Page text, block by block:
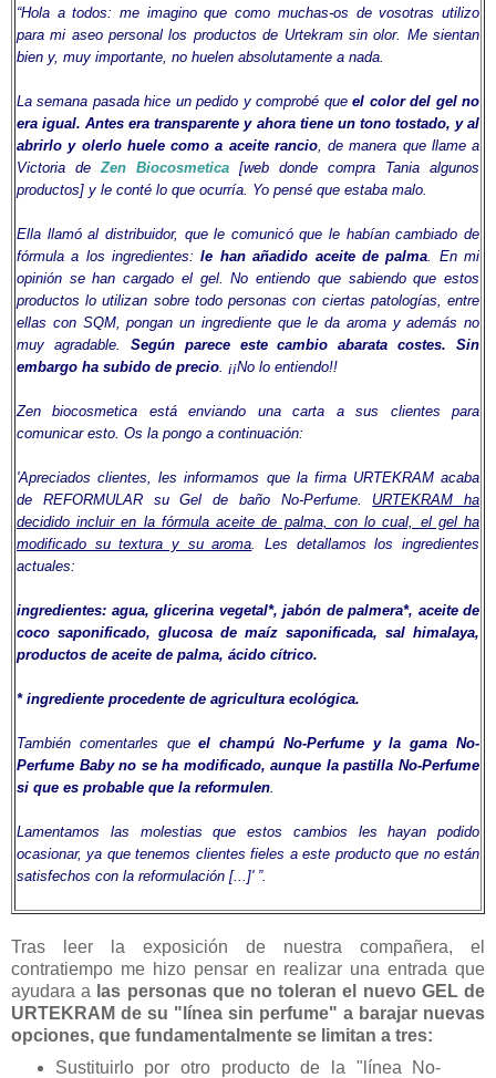
“Hola a todos: me imagino que como muchas-os de vosotras utilizo
para mi aseo personal los productos de Urtekram sin olor. Me sientan
bien y, muy importante, no huelen absolutamente a nada.
La semana pasada hice un pedido y comprobé queel color del gel no
era igual. Antes era transparente y ahora tiene un tono tostado, y al
abrirlo y olerlo huele como a aceite rancio, de manera que llame a
Victoria deZen Biocosmetica [web donde compra Tania algunos
productos] y le conté lo que ocurría. Yo pensé que estaba malo.
Ella llamó al distribuidor, que le comunicó que le habían cambiado de
fórmula a los ingredientes:le han añadido aceite de palma. En mi
opinión se han cargado el gel. No entiendo que sabiendo que estos
productos lo utilizan sobre todo personas con ciertas patologías, entre
ellas con SQM, pongan un ingrediente que le da aroma y además no
muy agradable. Según parece este cambio abarata costes. Sin
embargo ha subido de precio. ¡¡No lo entiendo!!
Zen biocosmetica está enviando una carta a sus clientes para
comunicar esto. Os la pongo a continuación:
'Apreciados clientes, les informamos que la firma URTEKRAM acaba
de REFORMULAR su Gel de baño No-Perfume. URTEKRAM ha
decidido incluir en la fórmula aceite de palma, con lo cual, el gel ha
modificado su textura y su aroma. Les detallamos los ingredientes
actuales:
ingredientes: agua, glicerina vegetal*, jabón de palmera*, aceite de
coco saponificado, glucosa de maíz saponificada, sal himalaya,
productos de aceite de palma, ácido cítrico.
* ingrediente procedente de agricultura ecológica.
También comentarles queel champú No-Perfume y la gama No-
Perfume Baby no se ha modificado, aunque la pastilla No-Perfume
si que es probable que la reformulen.
Lamentamos las molestias que estos cambios les hayan podido
ocasionar, ya que tenemos clientes fieles a este producto que no están
satisfechos con la reformulación [...]' ”.
Tras leer la exposición de nuestra compañera, el
contratiempo me hizo pensar en realizar una entrada que
ayudara a las personas que no toleran el nuevo GEL de
URTEKRAM de su "línea sin perfume" a barajar nuevas
opciones, que fundamentalmente se limitan a tres:
Sustituirlo por otro producto de la "línea No-